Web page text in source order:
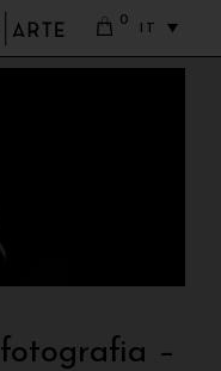
0
IT
–